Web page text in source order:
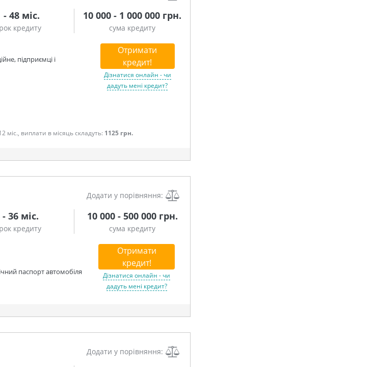
48 міс.
кредиту
10 000 - 1 000 000 грн.
сума кредиту
підприємці і
Отримати
кредит!
Дізнатися онлайн - чи
дадуть мені кредит?
міс., виплати в місяць складуть: 1125 грн.
Додати у порівняння:
- 36 міс.
кредиту
10 000 - 500 000 грн.
сума кредиту
паспорт автомобіля
Отримати
кредит!
Дізнатися онлайн - чи
дадуть мені кредит?
Додати у порівняння: